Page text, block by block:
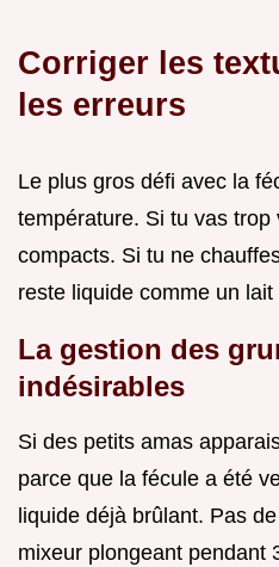
Corriger les
les erreurs
Le plus gros défi avec la
température. Si tu vas
compacts. Si tu ne
reste liquide comme un lait
La gestion des
indésirables
Si des petits amas
parce que la fécule a été
liquide déjà brûlant. Pas
mixeur plongeant pendant